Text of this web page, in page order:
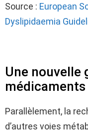
Source : European
Dyslipidaemia
Une nouvelle
Parallèlement, la
d’autres voies